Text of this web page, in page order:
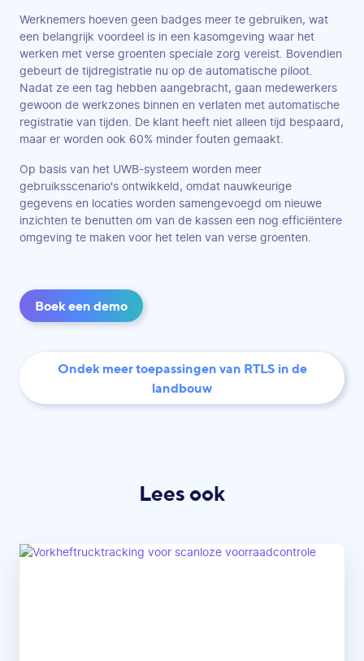
Werknemers hoeven geen badges meer te gebruiken, wat
een belangrijk voordeel is in een kasomgeving waar het
werken met verse groenten speciale zorg vereist. Bovendien
gebeurt de tijdregistratie nu op de automatische piloot.
Nadat ze een tag hebben aangebracht, gaan medewerkers
gewoon de werkzones binnen en verlaten met automatische
registratie van tijden. De klant heeft niet alleen tijd bespaard,
maar er worden ook 60% minder fouten gemaakt.
Op basis van het UWB-systeem worden meer
gebruiksscenario's ontwikkeld, omdat nauwkeurige
gegevens en locaties worden samengevoegd om nieuwe
inzichten te benutten om van de kassen een nog efficiëntere
omgeving te maken voor het telen van verse groenten.
Boek een demo
Ondek meer toepassingen van RTLS in de
landbouw
Lees ook